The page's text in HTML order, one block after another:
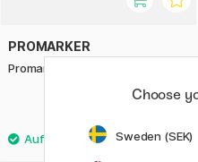
PROMARKER
Promarker 6er-Set Earth tones
24.50 €
Choose
Sweden (SEK)